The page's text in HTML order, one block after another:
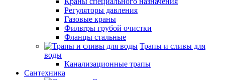
Регуляторы давления
Газовые краны
Фильтры грубой очистки
Фланцы стальные
Трапы и сливы для
воды
Канализационные трапы
Сантехника